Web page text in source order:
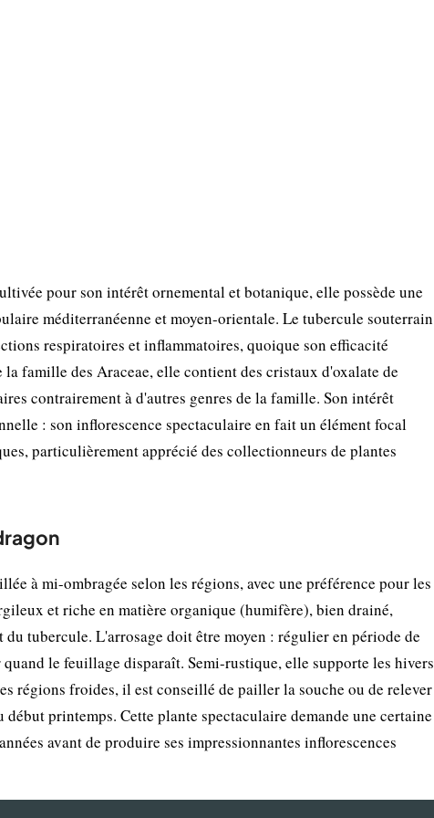
pour son intérêt ornemental et botanique, elle possède une
méditerranéenne et moyen-orientale. Le tubercule souterrain
respiratoires et inflammatoires, quoique son efficacité
famille des Araceae, elle contient des cristaux d'oxalate de
contrairement à d'autres genres de la famille. Son intérêt
: son inflorescence spectaculaire en fait un élément focal
particulièrement apprécié des collectionneurs de plantes
à mi-ombragée selon les régions, avec une préférence pour les
et riche en matière organique (humifère), bien drainé,
tubercule. L'arrosage doit être moyen : régulier en période de
le feuillage disparaît. Semi-rustique, elle supporte les hivers
régions froides, il est conseillé de pailler la souche ou de relever
printemps. Cette plante spectaculaire demande une certaine
avant de produire ses impressionnantes inflorescences